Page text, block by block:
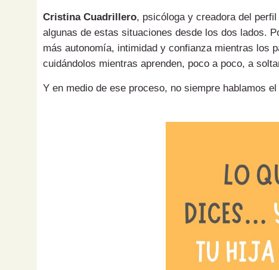
Cristina Cuadrillero, psicóloga y creadora del
algunas de estas situaciones desde los dos lados.
más autonomía, intimidad y confianza mientras los
cuidándolos mientras aprenden, poco a poco, a
Y en medio de ese proceso, no siempre hablamos